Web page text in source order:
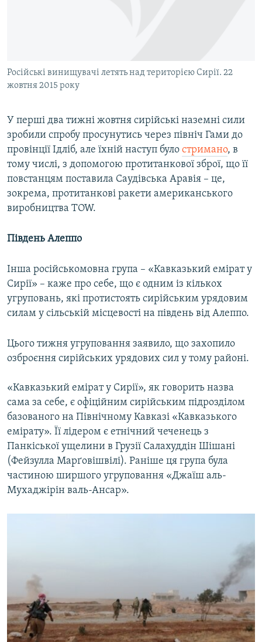
Російські винищувачі летять над територією Сирії. 22
жовтня 2015 року
У перші два тижні жовтня сирійські наземні сили
зробили спробу просунутись через північ Гами до
провінції Ідліб, але їхній наступ було стримано, в
тому числі, з допомогою протитанкової зброї, що її
повстанцям поставила Саудівська Аравія – це,
зокрема, протитанкові ракети американського
виробництва TOW.
Південь Алеппо
Інша російськомовна група – «Кавказький емірат у
Сирії» – каже про себе, що є одним із кількох
угруповань, які протистоять сирійським урядовим
силам у сільській місцевості на південь від Алеппо.
Цього тижня угруповання заявило, що захопило
озброєння сирійських урядових сил у тому районі.
«Кавказький емірат у Сирії», як говорить назва
сама за себе, є офіційним сирійським підрозділом
базованого на Північному Кавказі «Кавказького
емірату». Її лідером є етнічний чеченець з
Панкіської ущелини в Грузії Салахуддін Шішані
(Фейзулла Марґовішвілі). Раніше ця група була
частиною ширшого угруповання «Джаїш аль-
Мухаджірін валь-Ансар».